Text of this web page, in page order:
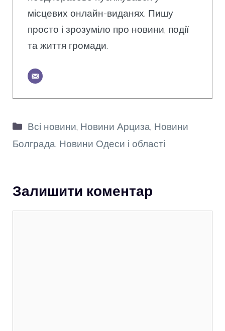
місцевих онлайн-виданях. Пишу
просто і зрозуміло про новини, події
та життя громади.
Категорії
Всі новини, Новини Арциза, Новини
Болграда, Новини Одеси і області
Залишити коментар